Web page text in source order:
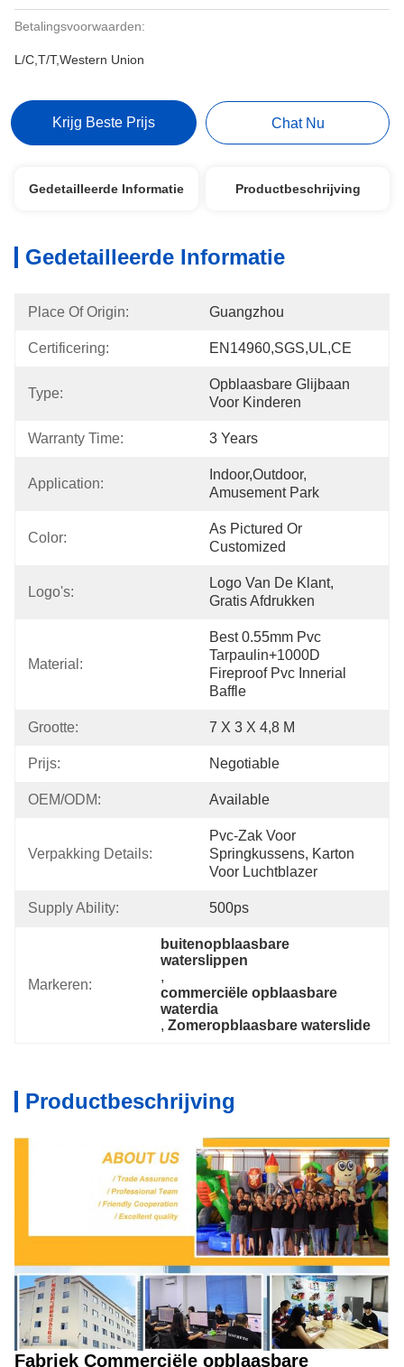
Betalingsvoorwaarden:
L/C,T/T,Western Union
Krijg Beste Prijs Chat Nu
Gedetailleerde Informatie Productbeschrijving
Gedetailleerde Informatie
Place Of Origin: Guangzhou
Certificering: EN14960,SGS,UL,CE
Type:
Opblaasbare Glijbaan
Voor Kinderen
Warranty Time: 3 Years
Application:
Indoor,outdoor,
Amusement Park
Color:
As Pictured Or
Customized
Logo's:
Logo Van De Klant,
Gratis Afdrukken
Material:
Best 0.55mm Pvc
Tarpaulin+1000D
Fireproof Pvc Innerial
Baffle
Grootte: 7 X 3 X 4,8 M
Prijs: Negotiable
OEM/ODM: Available
Verpakking Details:
Pvc-Zak Voor
Springkussens, Karton
Voor Luchtblazer
Supply Ability: 500ps
Markeren:
buitenopblaasbare
waterslippen
,
commerciële opblaasbare
waterdia
, Zomeropblaasbare waterslide
Productbeschrijving
Fabriek Commerciële opblaasbare